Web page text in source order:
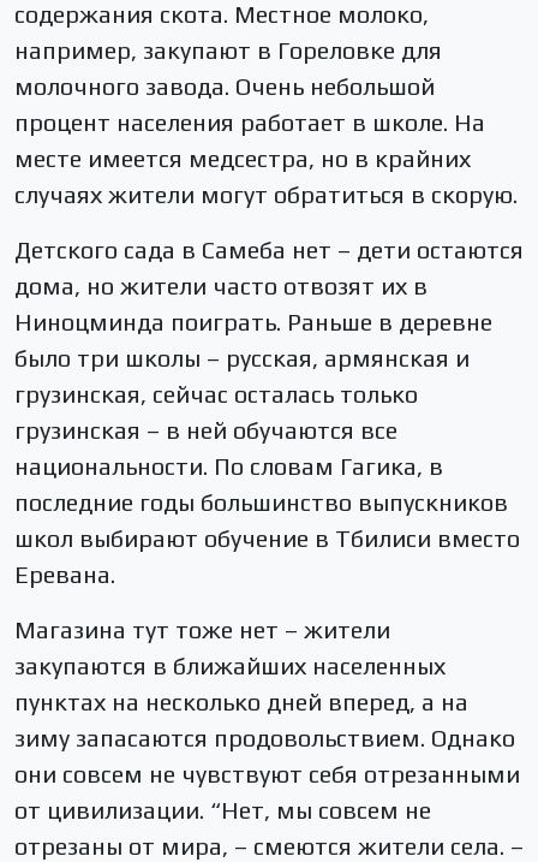
содержания скота. Местное молоко,
например, закупают в Гореловке для
молочного завода. Очень небольшой
процент населения работает в школе. На
месте имеется медсестра, но в крайних
случаях жители могут обратиться в скорую.
Детского сада в Самеба нет – дети остаются
дома, но жители часто отвозят их в
Ниноцминда поиграть. Раньше в деревне
было три школы – русская, армянская и
грузинская, сейчас осталась только
грузинская – в ней обучаются все
национальности. По словам Гагика, в
последние годы большинство выпускников
школ выбирают обучение в Тбилиси вместо
Еревана.
Магазина тут тоже нет – жители
закупаются в ближайших населенных
пунктах на несколько дней вперед, а на
зиму запасаются продовольствием. Однако
они совсем не чувствуют себя отрезанными
от цивилизации. “Нет, мы совсем не
отрезаны от мира, – смеются жители села. –